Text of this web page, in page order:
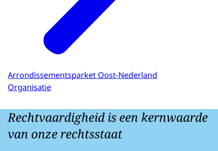
Arrondissementsparket Oost-Nederland
Organisatie
Rechtvaardigheid is een kernwaarde
van onze rechtsstaat